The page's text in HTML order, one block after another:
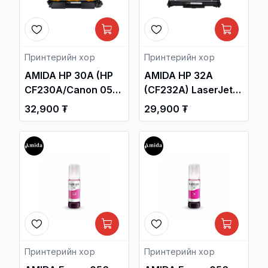
Принтерийн хор
AMIDA HP 30A (HP
CF230A/Canon 051)
Black Laser Toner
Cartridge OEM /HP
LaserJet Pro M203
Printers, MFP
Принтерийн хор /
32,900 ₮
Принтерийн хор
AMIDA HP 32A
(CF232A) LaserJet
Imaging Drum OEM
/HP LaserJet Pro
M118dw, MFP
M148fdw, MFP
M227fdn, M203dw,
MFP M148dw/ /
Принтерийн Бул /
29,900 ₮
Принтерийн хор Принтерийн хор